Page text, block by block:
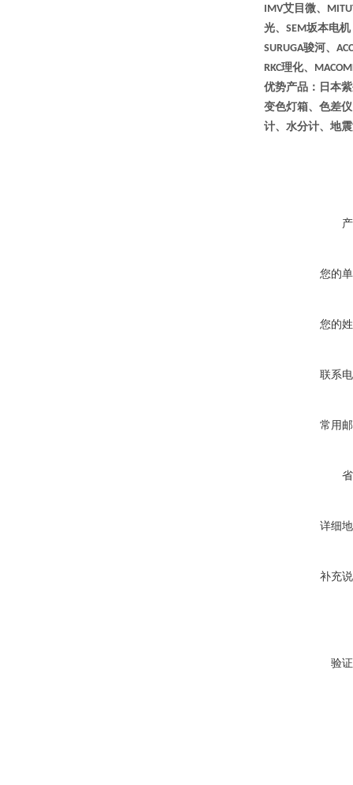
IMV艾目微、
光、 SEM坂本电机
SURUGA骏河、
RKC理化、
优势产品：日本
变色灯箱、色差
计、水分计、地
您的
您的
联系
常用
详细
补充
验